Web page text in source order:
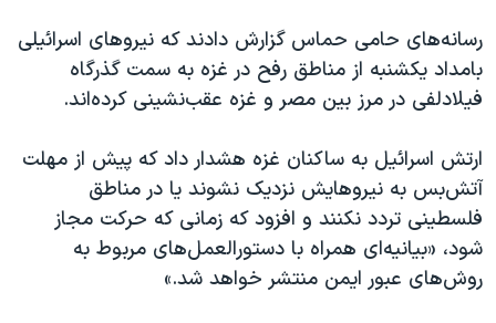
رسانه‌های حامی حماس گزارش دادند که نیروهای اسرائیلی
بامداد یکشنبه از مناطق رفح در غزه به سمت گذرگاه
فیلادلفی در مرز بین مصر و غزه عقب‌نشینی کرده‌اند.
ارتش اسرائیل به ساکنان غزه هشدار داد که پیش از مهلت
آتش‌بس به نیروهایش نزدیک نشوند یا در مناطق
فلسطینی تردد نکنند و افزود که زمانی که حرکت مجاز
شود، «بیانیه‌ای همراه با دستورالعمل‌های مربوط به
روش‌های عبور ایمن منتشر خواهد شد.»